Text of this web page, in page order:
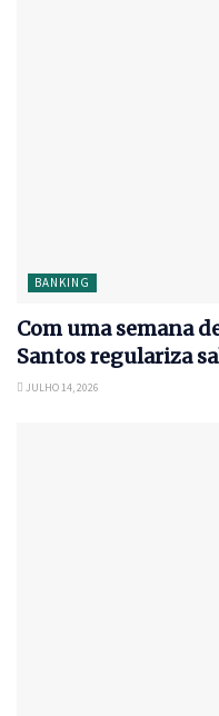
BANKING
Com uma semana
Santos regulariza
JULHO 14, 2026